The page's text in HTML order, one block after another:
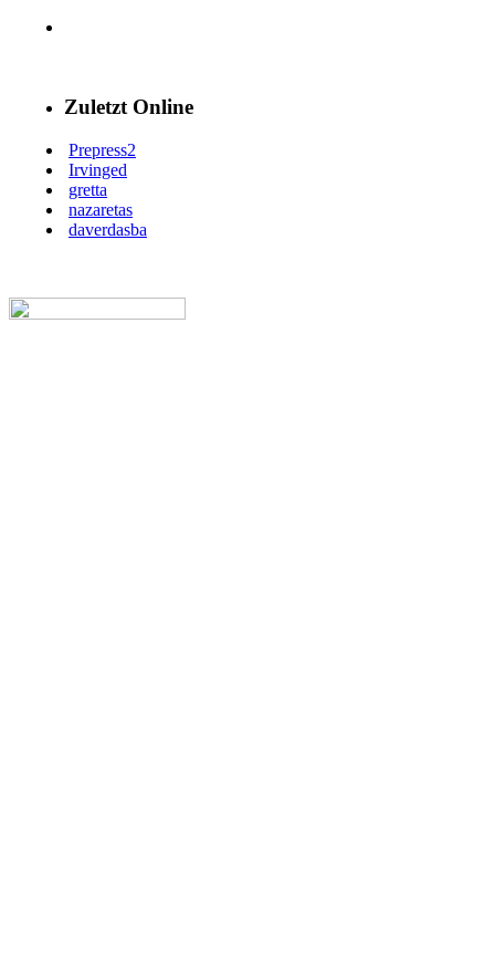
Zuletzt Online
Prepress2
Irvinged
gretta
nazaretas
daverdasba